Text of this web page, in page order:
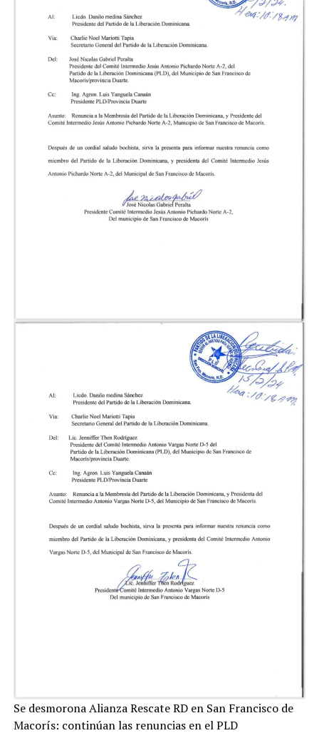
Se desmorona Alianza Rescate RD en San Francisco de
Macorís: continúan las renuncias en el PLD